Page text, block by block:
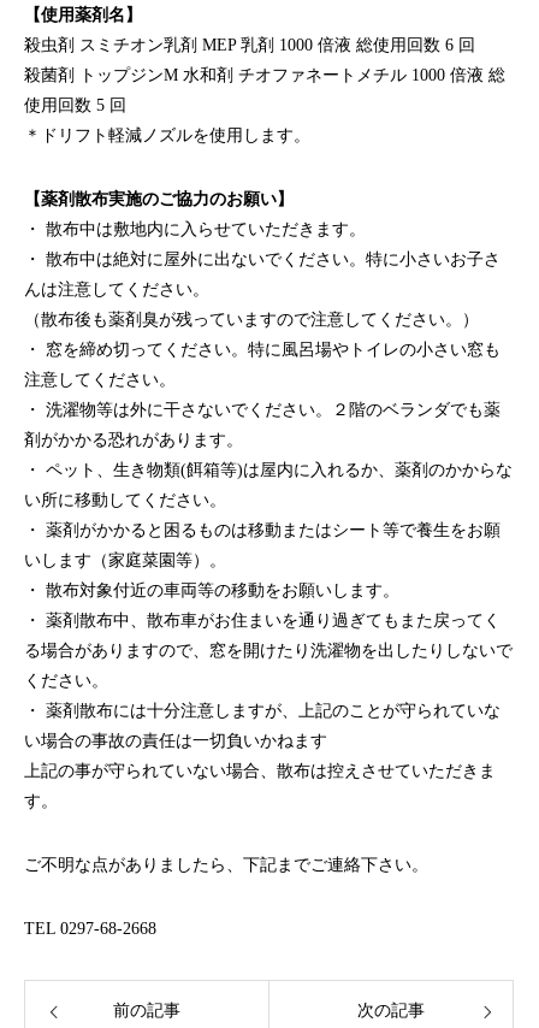
【使用薬剤名】
殺虫剤 スミチオン乳剤 MEP 乳剤 1000 倍液 総使用回数 6 回
殺菌剤 トップジンM 水和剤 チオファネートメチル 1000 倍液 総
使用回数 5 回
＊ドリフト軽減ノズルを使用します。
【薬剤散布実施のご協力のお願い】
・ 散布中は敷地内に入らせていただきます。
・ 散布中は絶対に屋外に出ないでください。特に小さいお子さ
んは注意してください。
（散布後も薬剤臭が残っていますので注意してください。）
・ 窓を締め切ってください。特に風呂場やトイレの小さい窓も
注意してください。
・ 洗濯物等は外に干さないでください。２階のベランダでも薬
剤がかかる恐れがあります。
・ ペット、生き物類(餌箱等)は屋内に入れるか、薬剤のかからな
い所に移動してください。
・ 薬剤がかかると困るものは移動またはシート等で養生をお願
いします（家庭菜園等）。
・ 散布対象付近の車両等の移動をお願いします。
・ 薬剤散布中、散布車がお住まいを通り過ぎてもまた戻ってく
る場合がありますので、窓を開けたり洗濯物を出したりしないで
ください。
・ 薬剤散布には十分注意しますが、上記のことが守られていな
い場合の事故の責任は一切負いかねます
上記の事が守られていない場合、散布は控えさせていただきま
す。
ご不明な点がありましたら、下記までご連絡下さい。
TEL 0297-68-2668
前の記事 次の記事